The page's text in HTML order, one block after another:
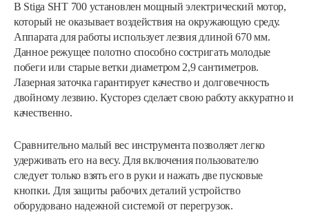
В Stiga SHT 700 установлен мощный электрический мотор,
который не оказывает воздействия на окружающую среду.
Аппарата для работы использует лезвия длиной 670 мм.
Данное режущее полотно способно состригать молодые
побеги или старые ветки диаметром 2,9 сантиметров.
Лазерная заточка гарантирует качество и долговечность
двойному лезвию. Кусторез сделает свою работу аккуратно и
качественно.
Сравнительно малый вес инструмента позволяет легко
удерживать его на весу. Для включения пользователю
следует только взять его в руки и нажать две пусковые
кнопки. Для защиты рабочих деталий устройство
оборудовано надежной системой от перегрузок.